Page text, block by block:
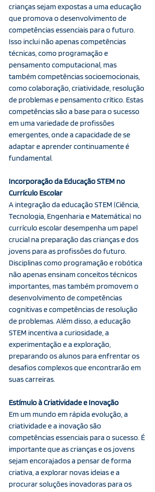
crianças sejam expostas a uma educação
que promova o desenvolvimento de
competências essenciais para o futuro.
Isso inclui não apenas competências
técnicas, como programação e
pensamento computacional, mas
também competências socioemocionais,
como colaboração, criatividade, resolução
de problemas e pensamento crítico. Estas
competências são a base para o sucesso
em uma variedade de profissões
emergentes, onde a capacidade de se
adaptar e aprender continuamente é
fundamental.
Incorporação da Educação STEM no
Currículo Escolar
A integração da educação STEM (Ciência,
Tecnologia, Engenharia e Matemática) no
currículo escolar desempenha um papel
crucial na preparação das crianças e dos
jovens para as profissões do futuro.
Disciplinas como programação e robótica
não apenas ensinam conceitos técnicos
importantes, mas também promovem o
desenvolvimento de competências
cognitivas e competências de resolução
de problemas. Além disso, a educação
STEM incentiva a curiosidade, a
experimentação e a exploração,
preparando os alunos para enfrentar os
desafios complexos que encontrarão em
suas carreiras.
Estímulo à Criatividade e Inovação
Em um mundo em rápida evolução, a
criatividade e a inovação são
competências essenciais para o sucesso. É
importante que as crianças e os jovens
sejam encorajados a pensar de forma
criativa, a explorar novas ideias e a
procurar soluções inovadoras para os